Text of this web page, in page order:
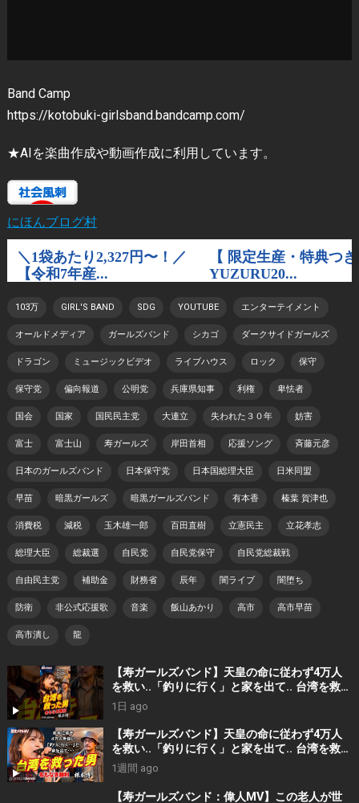
Band Camp
https://kotobuki-girlsband.bandcamp.com/
★AIを楽曲作成や動画作成に利用しています。
にほんブログ村
103万 GIRL'S BAND SDG YOUTUBE エンターテイメント
オールドメディア ガールズバンド シカゴ ダークサイドガールズ
ドラゴン ミュージックビデオ ライブハウス ロック 保守
保守党 偏向報道 公明党 兵庫県知事 利権 卑怯者
国会 国家 国民民主党 大連立 失われた３０年 妨害
富士 富士山 寿ガールズ 岸田首相 応援ソング 斉藤元彦
日本のガールズバンド 日本保守党 日本国総理大臣 日米同盟
早苗 暗黒ガールズ 暗黒ガールズバンド 有本香 榛葉 賀津也
消費税 減税 玉木雄一郎 百田直樹 立憲民主 立花孝志
総理大臣 総裁選 自民党 自民党保守 自民党総裁戦
自由民主党 補助金 財務省 辰年 闇ライブ 闇堕ち
防衛 非公式応援歌 音楽 飯山あかり 高市 高市早苗
高市潰し 龍
【寿ガールズバンド】天皇の命に従わず4万人
を救い..「釣りに行く」と家を出て.. 台湾を救っ
た男｜根本博『名もなき勝利』 by 寿STUDIO
1日 ago
【寿ガールズバンド】天皇の命に従わず4万人
を救い..「釣りに行く」と家を出て.. 台湾を救っ
た男｜根本博『名もなき勝利』 by 寿STUDIO
1週間 ago
【寿ガールズバンド：偉人MV】この老人が世